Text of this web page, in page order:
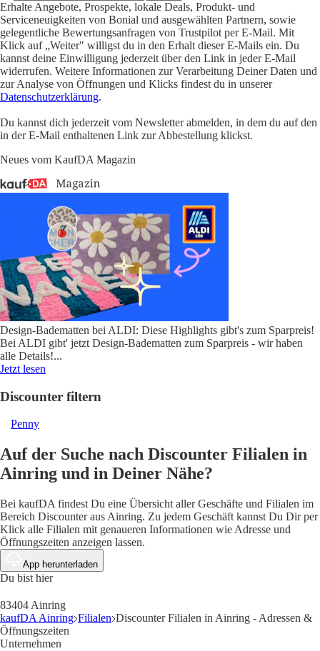
Erhalte Angebote, Prospekte, lokale Deals, Produkt- und
Serviceneuigkeiten von Bonial und ausgewählten Partnern, sowie
gelegentliche Bewertungsanfragen von Trustpilot per E-Mail. Mit
Klick auf „Weiter" willigst du in den Erhalt dieser E-Mails ein. Du
kannst deine Einwilligung jederzeit über den Link in jeder E-Mail
widerrufen. Weitere Informationen zur Verarbeitung Deiner Daten und
zur Analyse von Öffnungen und Klicks findest du in unserer
Datenschutzerklärung.
Du kannst dich jederzeit vom Newsletter abmelden, in dem du auf den
in der E-Mail enthaltenen Link zur Abbestellung klickst.
Neues vom KaufDA Magazin
Design-Badematten bei ALDI: Diese Highlights gibt's zum Sparpreis!
Bei ALDI gibt' jetzt Design-Badematten zum Sparpreis - wir haben
alle Details!...
Jetzt lesen
Discounter filtern
Penny
Auf der Suche nach Discounter Filialen in
Ainring und in Deiner Nähe?
Bei kaufDA findest Du eine Übersicht aller Geschäfte und Filialen im
Bereich Discounter aus Ainring. Zu jedem Geschäft kannst Du Dir per
Klick alle Filialen mit genaueren Informationen wie Adresse und
Öffnungszeiten anzeigen lassen.
App herunterladen
Du bist hier
83404 Ainring
kaufDA Ainring Filialen Discounter Filialen in Ainring - Adressen &
Öffnungszeiten
Unternehmen